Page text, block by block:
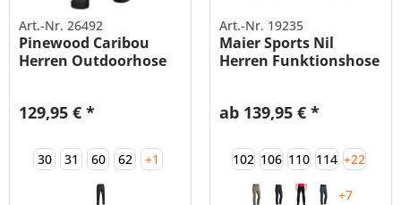
Art.-Nr. 26492
Pinewood Caribou
Herren Outdoorhose
129,95 € *
30 31 60 62 +1
Art.-Nr. 19235
Maier Sports Nil
Herren Funktionshose
ab 139,95 € *
102 106 110 114 +22
+7